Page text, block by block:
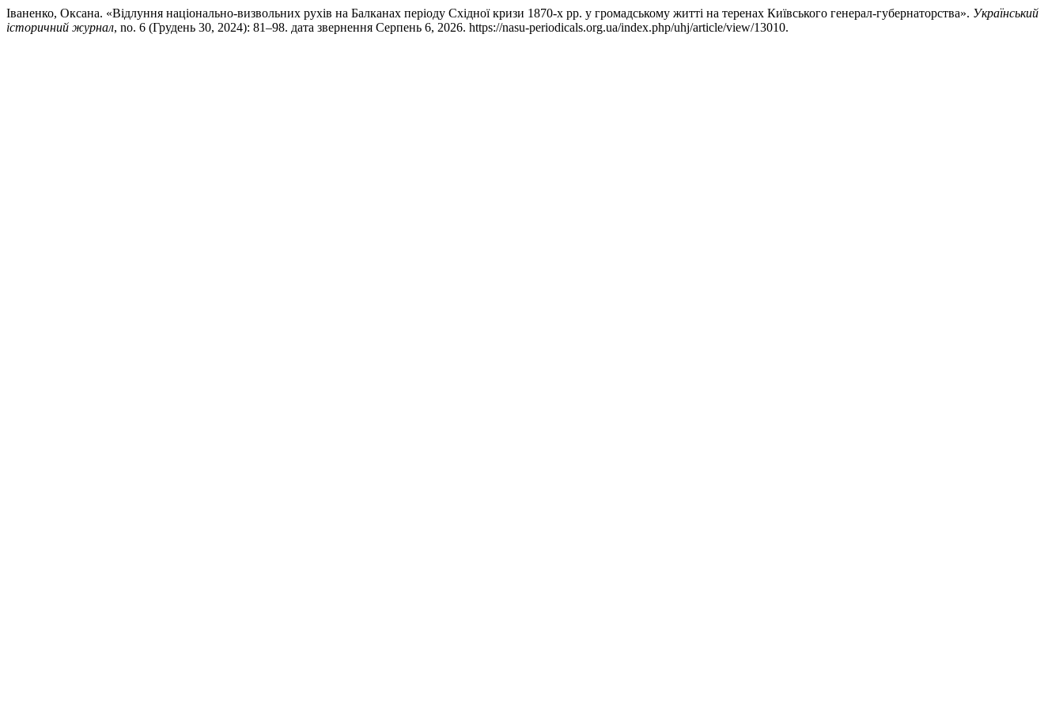
Іваненко, Оксана. «Відлуння національно-визвольних рухів на Балканах періоду Східної кризи 1870-х рр. у громадському житті на теренах Київського генерал-губернаторства». Український
історичний журнал, no. 6 (Грудень 30, 2024): 81–98. дата звернення Серпень 6, 2026. https://nasu-periodicals.org.ua/index.php/uhj/article/view/13010.